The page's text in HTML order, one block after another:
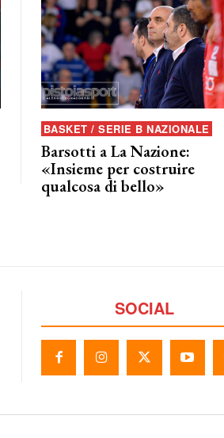
BASKET / SERIE B NAZIONALE
Barsotti a La Nazione:
«Insieme per costruire
qualcosa di bello»
SOCIAL